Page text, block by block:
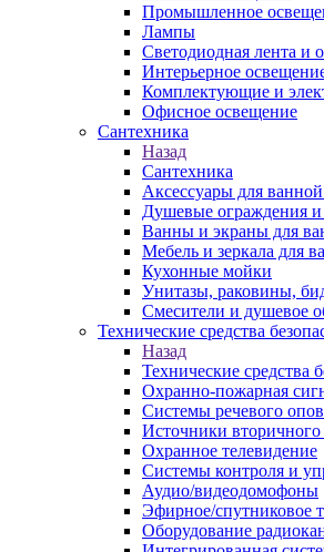
Промышленное
Лампы
Светодиодная лента и
Интерьерное
Комплектующие и
Офисное освещение
Сантехника
Назад
Сантехника
Аксессуары для
Душевые ограждения
Ванны и экраны для
Мебель и зеркала для
Кухонные мойки
Унитазы, раковины,
Смесители и душевое
Технические средства
Назад
Технические средства
Охранно-пожарная
Системы речевого
Источники вторичного
Охранное телевидение
Системы контроля и
Аудио/видеодомофоны
Эфирное/спутниковое
Оборудование